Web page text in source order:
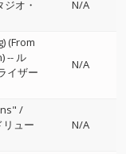
オ・
N/A
(From
-- ル
イザー
N/A
/
ュー
N/A